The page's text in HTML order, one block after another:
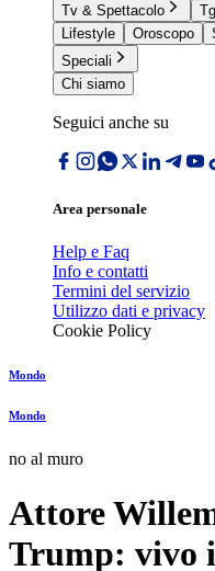
Tv & Spettacolo
Lifestyle
Oroscopo
Speciali
Chi siamo
Seguici anche su
Area personale
Help e Faq
Info e contatti
Termini del servizio
Utilizzo dati e privacy
Cookie Policy
Mondo
Mondo
no al muro
Attore
Trump: vivo